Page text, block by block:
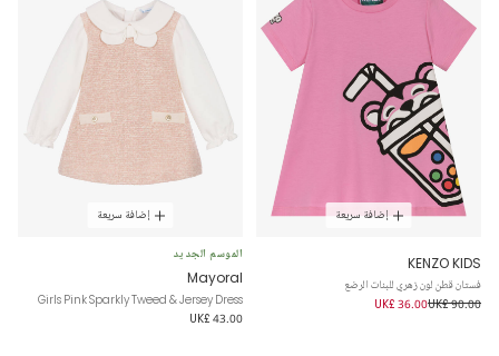
إضافة سريعة
KENZO KIDS
فستان قطن لون زهري للبنات الرضع
UK£ 90.00
UK£ 36.00
إضافة سريعة
الموسم الجديد
Mayoral
Girls Pink Sparkly Tweed & Jersey Dress
UK£ 43.00